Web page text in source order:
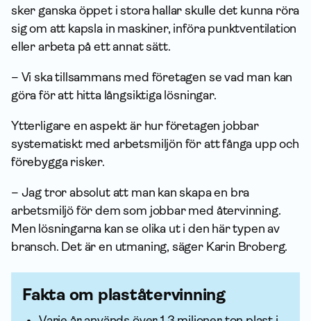
sker ganska öppet i stora hallar skulle det kunna röra
sig om att kapsla in maskiner, införa punktventilation
eller arbeta på ett annat sätt.
– Vi ska tillsammans med företagen se vad man kan
göra för att hitta långsiktiga lösningar.
Ytterligare en aspekt är hur företagen jobbar
systematiskt med arbetsmiljön för att fånga upp och
förebygga risker.
– Jag tror absolut att man kan skapa en bra
arbetsmiljö för dem som jobbar med återvinning.
Men lösningarna kan se olika ut i den här typen av
bransch. Det är en utmaning, säger Karin Broberg.
Fakta om plaståtervinning